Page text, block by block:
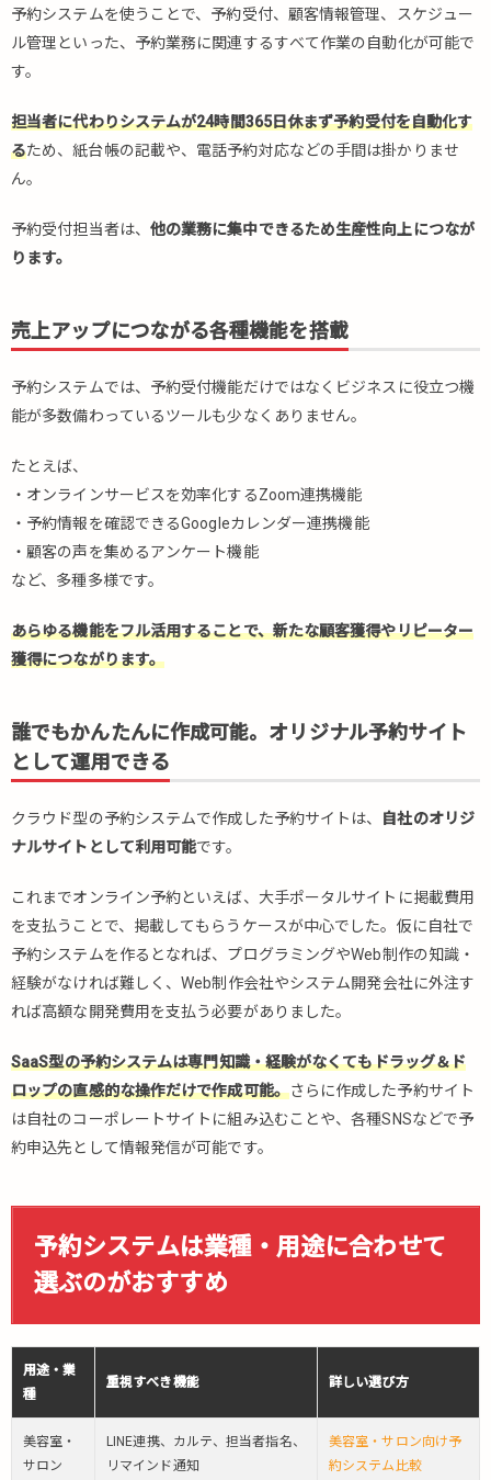
業務
1.2.
売上
アッ
がる
載
誰で
もか
作成
可
能。
オリ
ル予
イト
とし
きる
2.
シス
テム
は業
用途
に合
わせ
て選
がお
め
3.
予
約
ム
選
つ
イ
ン
予約システムを使うことで、予約受付、顧客情報管理、スケジュー
ル管理といった、予約業務に関連するすべて作業の自動化が可能で
す。
担当者に代わりシステムが24時間365日休まず予約受付を自動化す
るため、紙台帳の記載や、電話予約対応などの手間は掛かりませ
ん。
予約受付担当者は、 他の業務に集中できるため生産性向上につなが
ります。
売上アップにつながる各種機能を搭載
予約システムでは、予約受付機能だけではなくビジネスに役立つ機
能が多数備わっているツールも少なくありません。
たとえば、
・オンラインサービスを効率化するZoom連携機能
・予約情報を確認できるGoogleカレンダー連携機能
・顧客の声を集めるアンケート機能
など、多種多様です。
あらゆる機能をフル活用することで、新たな顧客獲得やリピーター
獲得につながります。
誰でもかんたんに作成可能。オリジナル予約サイト
として運用できる
クラウド型の予約システムで作成した予約サイトは、
自社のオリジ
ナルサイトとして利用可能です。
これまでオンライン予約といえば、大手ポータルサイトに掲載費用
を支払うことで、掲載してもらうケースが中心でした。仮に自社で
予約システムを作るとなれば、プログラミングやWeb制作の知識・
経験がなければ難しく、Web制作会社やシステム開発会社に外注す
れば高額な開発費用を支払う必要がありました。
SaaS型の予約システムは専門知識・経験がなくてもドラッグ＆ド
ロップの直感的な操作だけで作成可能。さらに作成した予約サイト
は自社のコーポレートサイトに組み込むことや、各種SNSなどで予
約申込先として情報発信が可能です。
予約システムは業種・用途に合わせて
選ぶのがおすすめ
用途・業
種
重視すべき機能 詳しい選び方
美容室・
サロン
LINE連携、カルテ、担当者指名、
リマインド通知
美容室・サロン向け予
約システム比較